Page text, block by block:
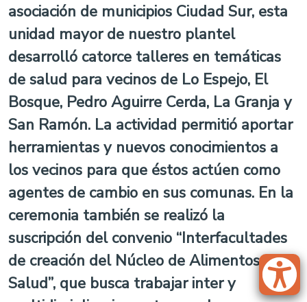
asociación de municipios Ciudad Sur, esta
unidad mayor de nuestro plantel
desarrolló catorce talleres en temáticas
de salud para vecinos de Lo Espejo, El
Bosque, Pedro Aguirre Cerda, La Granja y
San Ramón. La actividad permitió aportar
herramientas y nuevos conocimientos a
los vecinos para que éstos actúen como
agentes de cambio en sus comunas. En la
ceremonia también se realizó la
suscripción del convenio “Interfacultades
de creación del Núcleo de Alimentos y
Salud”, que busca trabajar inter y